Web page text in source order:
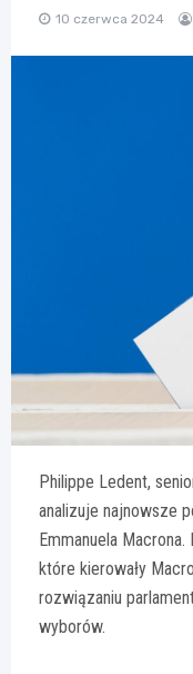
10 czerwca 2024
Philippe Ledent,
analizuje najnowsze
Emmanuela
które kierowały
rozwiązaniu
wyborów.